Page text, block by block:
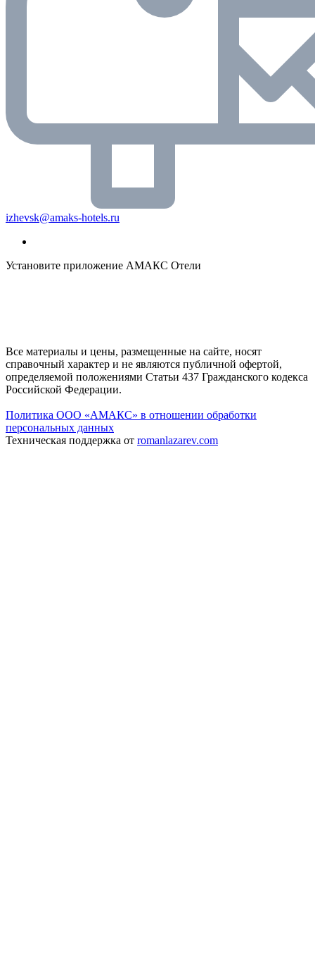
izhevsk@amaks-hotels.ru
Установите приложение АМАКС Отели
Все материалы и цены, размещенные на сайте, носят
справочный характер и не являются публичной офертой,
определяемой положениями Статьи 437 Гражданского кодекса
Российской Федерации.
Политика ООО «АМАКС» в отношении обработки
персональных данных
Техническая поддержка от romanlazarev.com